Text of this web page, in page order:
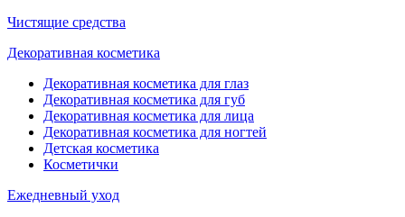
Чистящие средства
Декоративная косметика
Декоративная косметика для глаз
Декоративная косметика для губ
Декоративная косметика для лица
Декоративная косметика для ногтей
Детская косметика
Косметички
Ежедневный уход